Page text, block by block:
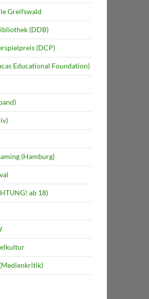
Greifswald
(DDB)
(DCP)
Educational Foundation)
(Hamburg)
ab 18)